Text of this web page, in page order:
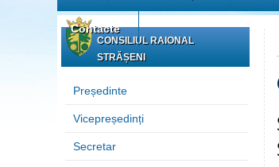
Contacte
CONSILIUL RAIONAL
STRĂȘENI
Președinte
Vicepreședinți
Secretar